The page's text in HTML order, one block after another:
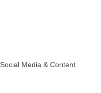
Social Media & Content